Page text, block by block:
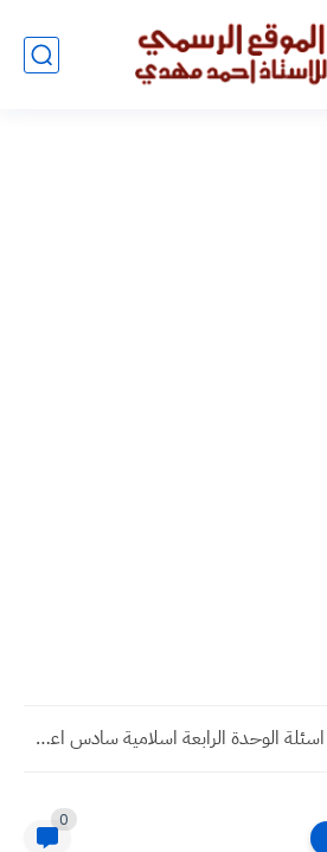
اسئلة اللغة الانكليزية الصف الرابع ابتدائي الفصل الثاني (الشهر الاول) يونت...
0